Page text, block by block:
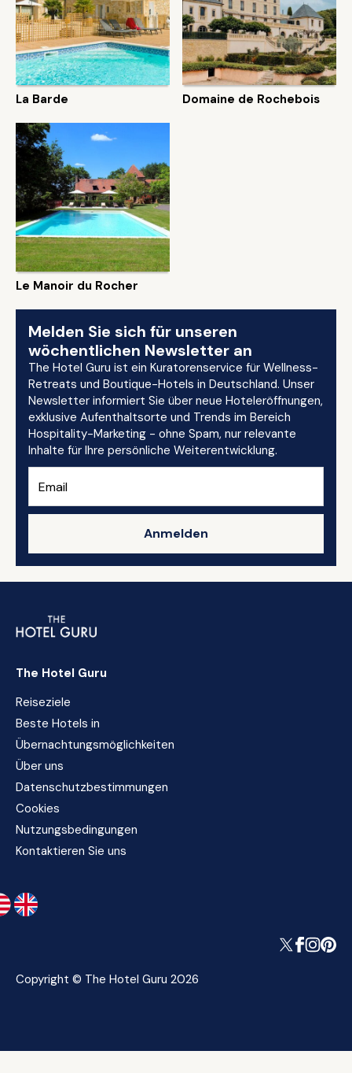
La Barde Domaine de Rochebois
Le Manoir du Rocher
Melden Sie sich für unseren
wöchentlichen Newsletter an
The Hotel Guru ist ein Kuratorenservice für Wellness-
Retreats und Boutique-Hotels in Deutschland. Unser
Newsletter informiert Sie über neue Hoteleröffnungen,
exklusive Aufenthaltsorte und Trends im Bereich
Hospitality-Marketing - ohne Spam, nur relevante
Inhalte für Ihre persönliche Weiterentwicklung.
Anmelden
The Hotel Guru
Reiseziele
Beste Hotels in
Übernachtungsmöglichkeiten
Über uns
Datenschutzbestimmungen
Cookies
Nutzungsbedingungen
Kontaktieren Sie uns
Copyright © The Hotel Guru 2026